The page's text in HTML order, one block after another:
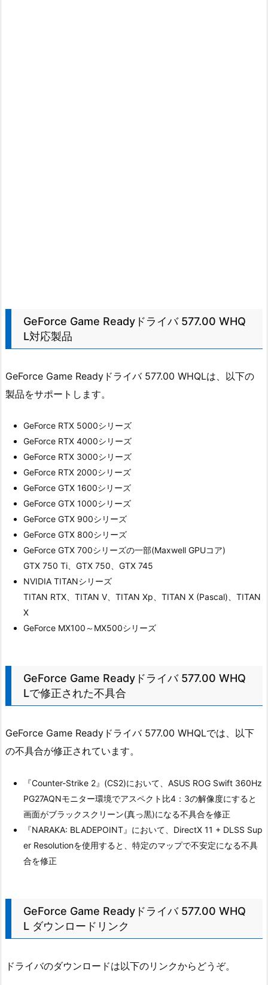
GeForce Game Readyドライバ 577.00 WHQ
L対応製品
GeForce Game Readyドライバ 577.00 WHQLは、以下の
製品をサポートします。
GeForce RTX 5000シリーズ
GeForce RTX 4000シリーズ
GeForce RTX 3000シリーズ
GeForce RTX 2000シリーズ
GeForce GTX 1600シリーズ
GeForce GTX 1000シリーズ
GeForce GTX 900シリーズ
GeForce GTX 800シリーズ
GeForce GTX 700シリーズの一部(Maxwell GPUコア)
GTX 750 Ti、GTX 750、GTX 745
NVIDIA TITANシリーズ
TITAN RTX、TITAN V、TITAN Xp、TITAN X (Pascal)、TITAN
X
GeForce MX100～MX500シリーズ
GeForce Game Readyドライバ 577.00 WHQ
Lで修正された不具合
GeForce Game Readyドライバ 577.00 WHQLでは、以下
の不具合が修正されています。
『Counter-Strike 2』(CS2)において、ASUS ROG Swift 360Hz
PG27AQNモニター環境でアスペクト比4：3の解像度にすると
画面がブラックスクリーン(真っ黒)になる不具合を修正
『NARAKA: BLADEPOINT』において、DirectX 11 + DLSS Sup
er Resolutionを使用すると、特定のマップで不安定になる不具
合を修正
GeForce Game Readyドライバ 577.00 WHQ
L ダウンロードリンク
ドライバのダウンロードは以下のリンクからどうぞ。